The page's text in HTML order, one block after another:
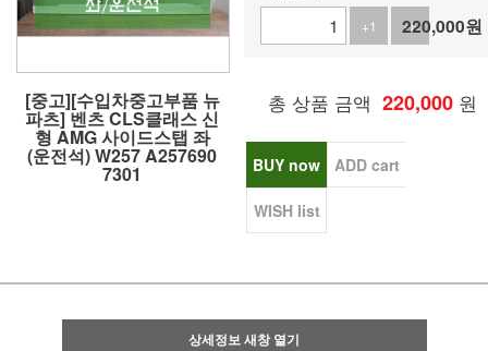
[중고][수입차중고부품 뉴
파츠] 벤츠 CLS클래스 신
형 AMG 사이드스탭 좌
(운전석) W257 A257690
7301
+1
-1
220,000원
총 상품 금액 220,000 원
BUY now ADD cart
WISH list
상세정보 새창 열기